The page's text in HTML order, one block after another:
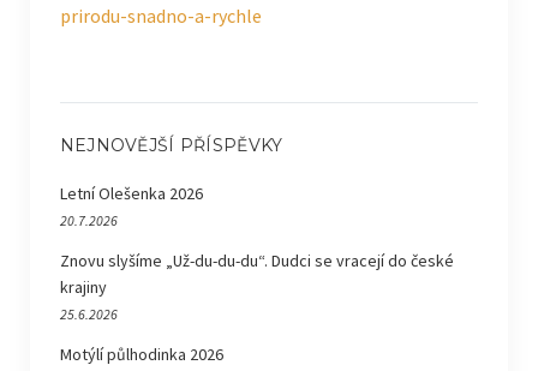
prirodu-snadno-a-rychle
NEJNOVĚJŠÍ PŘÍSPĚVKY
Letní Olešenka 2026
20.7.2026
Znovu slyšíme „Už-du-du-du“. Dudci se vracejí do české
krajiny
25.6.2026
Motýlí půlhodinka 2026